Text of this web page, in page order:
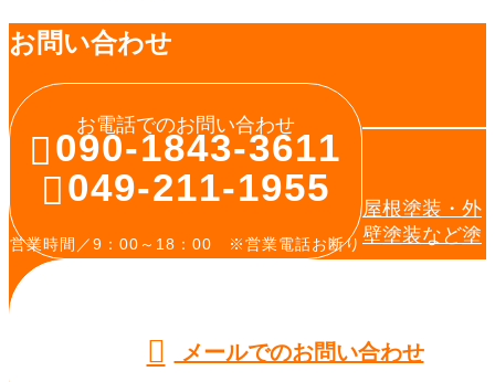
お問い合わせ
お電話でのお問い合わせ
090-1843-3611
049-211-1955
営業時間／9：00～18：00 ※営業電話お断り
メールでのお問い合わせ
屋根塗装・外
壁塗装など塗